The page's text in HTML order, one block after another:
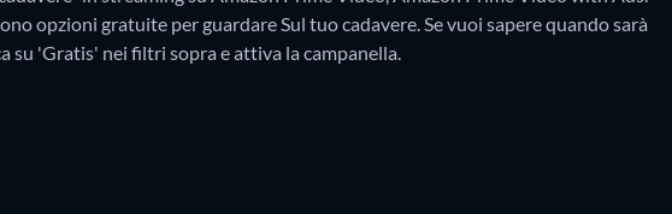
opzioni gratuite per guardare Sul tuo cadavere. Se vuoi sapere quando sarà
su 'Gratis' nei filtri sopra e attiva la campanella.